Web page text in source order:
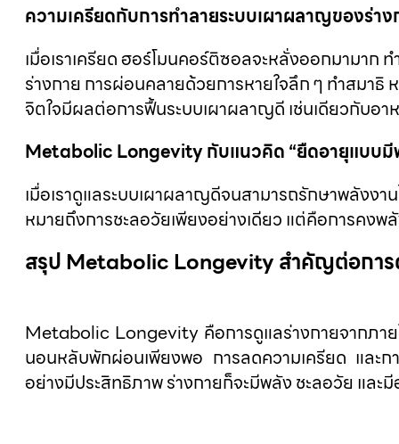
ความเครียดกับการทำลายระบบเผาผลาญของร่าง
เมื่อเราเครียด ฮอร์โมนคอร์ติซอลจะหลั่งออกมามาก
ร่างกาย การผ่อนคลายด้วยการหายใจลึก ๆ ทำสมาธิ
จิตใจมีผลต่อการฟื้นระบบเผาผลาญดี เช่นเดียวกับอา
Metabolic Longevity กับแนวคิด “ยืดอายุแบบมี
เมื่อเราดูแลระบบเผาผลาญดีจนสามารถรักษาพลัง
หมายถึงการชะลอวัยเพียงอย่างเดียว แต่คือการคงพ
สรุป Metabolic Longevity สำคัญต่อการ
Metabolic Longevity คือการดูแลร่างกายจากภา
นอนหลับพักผ่อนเพียงพอ การลดความเครียด และก
อย่างมีประสิทธิภาพ ร่างกายก็จะมีพลัง ชะลอวัย แล